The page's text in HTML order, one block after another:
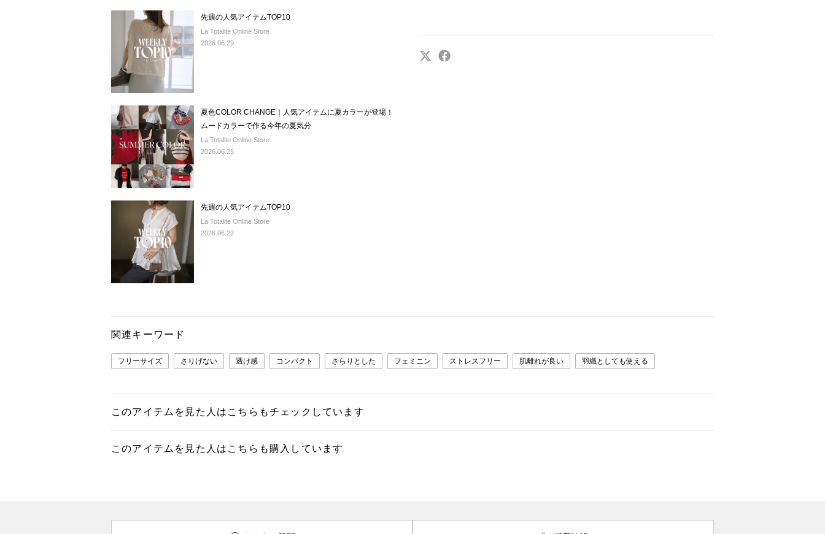
先週の人気アイテムTOP10
La Totalite Online Store
2026.06.29
夏色COLOR CHANGE｜人気アイテムに夏カラーが登場！
ムードカラーで作る今年の夏気分
La Totalite Online Store
2026.06.25
先週の人気アイテムTOP10
La Totalite Online Store
2026.06.22
関連キーワード
フリーサイズ さりげない 透け感 コンパクト さらりとした フェミニン ストレスフリー 肌離れが良い 羽織としても使える
このアイテムを見た人はこちらもチェックしています
このアイテムを見た人はこちらも購入しています